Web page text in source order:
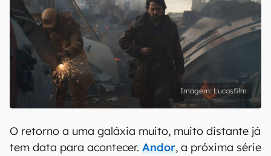
Lucasfilm
O retorno a uma galáxia muito, muito distante já
tem data para acontecer. Andor, a próxima série